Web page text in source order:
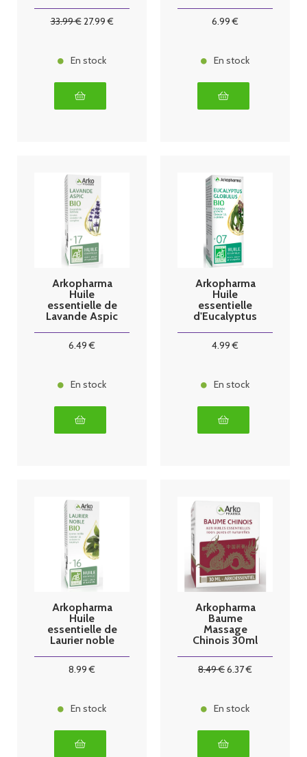
33.99€27.99€
En stock
6.99 €
En stock
Arkopharma
Huile
essentielle de
Lavande Aspic
6.49 €
En stock
Arkopharma
Huile
essentielle
d'Eucalyptus
4.99 €
En stock
Arkopharma
Huile
essentielle de
Laurier noble
8.99 €
En stock
Arkopharma
Baume
Massage
Chinois 30ml
8.49€6.37€
En stock